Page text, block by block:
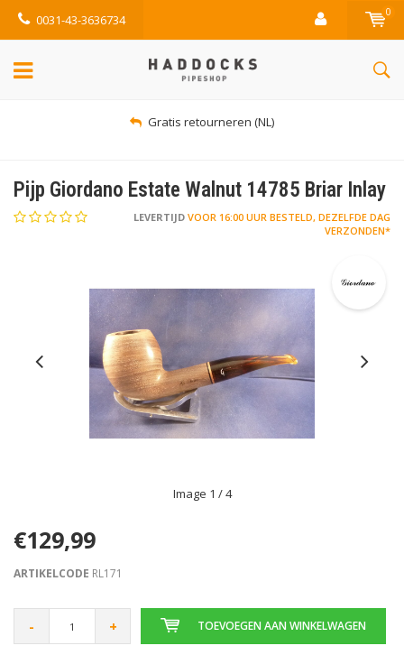
0031-43-3636734 0
Gratis retourneren (NL)
Pijp Giordano Estate Walnut 14785 Briar Inlay
LEVERTIJD VOOR 16:00 UUR BESTELD, DEZELFDE DAG
VERZONDEN*
Image 1 / 4
€129,99
ARTIKELCODE RL171
- + TOEVOEGEN AAN WINKELWAGEN